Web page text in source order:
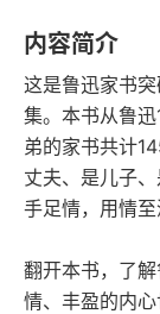
内容简介
这是鲁迅家书
集。本书从鲁
弟的家书共计
丈夫、是儿子
手足情，用情至
翻开本书，了
情、丰盈的内心